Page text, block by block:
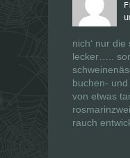
nich‘ nur
lecker…..
buchen-
von etwas
rauch